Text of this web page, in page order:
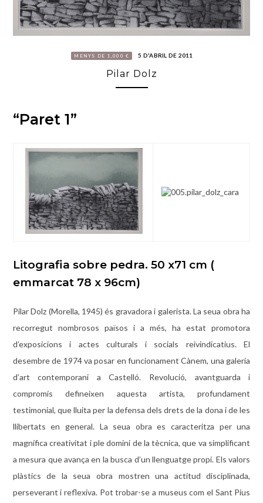
MENYS DE 1,000 € 5 D'ABRIL DE 2011
Pilar Dolz
“Paret 1”
Litografia sobre pedra. 50 x71 cm (
emmarcat 78 x 96cm)
Pilar Dolz (Morella, 1945) és gravadora i galerista. La seua obra ha
recorregut nombrosos països i a més, ha estat promotora
d’exposicions i actes culturals i socials reivindicatius. El
desembre de 1974 va posar en funcionament Cànem, una galeria
d’art contemporani a Castelló. Revolució, avantguarda i
compromís defineixen aquesta artista, profundament
testimonial, que lluita per la defensa dels drets de la dona i de les
llibertats en general. La seua obra es caracteritza per una
magnífica creativitat i ple domini de la tècnica, que va simplificant
a mesura que avança en la busca d’un llenguatge propi. Els valors
plàstics de la seua obra mostren una actitud disciplinada,
perseverant i reflexiva. Pot trobar-se a museus com el Sant Pius